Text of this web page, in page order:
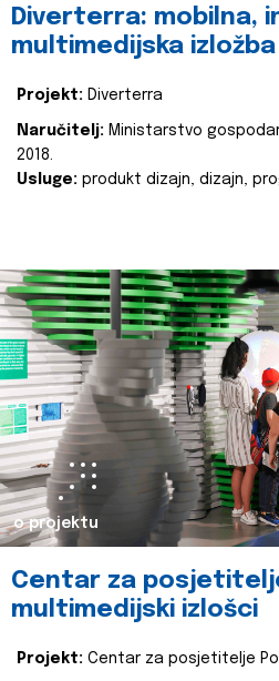
Diverterra: mobilna,
multimedijska izložba
Projekt: Diverterra
Naručitelj: Ministarstvo
2018.
Usluge: produkt dizajn, dizajn,
o projektu
Centar za
multimedijski izlošci
Projekt: Centar za posjetitelje